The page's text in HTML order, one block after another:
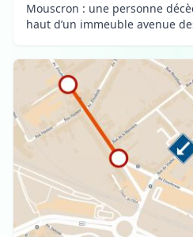
Mouscron : une personne
haut d’un immeuble avenue